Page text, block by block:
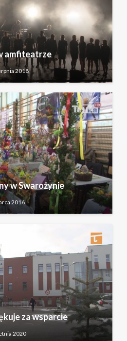
amfiteatrze
2018
w Swarożynie
2016
za wsparcie
2020